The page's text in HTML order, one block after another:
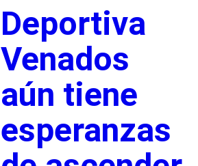
Deportiva
Venados
aún tiene
esperanzas